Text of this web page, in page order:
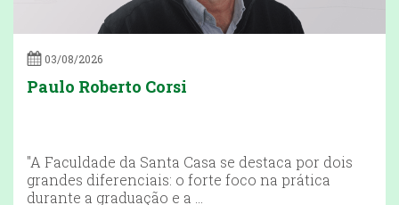
03/08/2026
Paulo Roberto Corsi
"A Faculdade da Santa Casa se destaca por dois
grandes diferenciais: o forte foco na prática
durante a graduação e a ...